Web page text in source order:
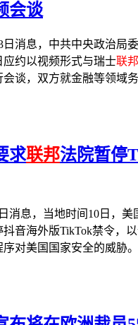
会谈
日消息，中共中央政治局
应约以视频形式与瑞士联邦
谈，双方就金融等领域
求联邦法院暂停
消息，当地时间10日，美
抖音海外版TikTok禁令，
对美国国家安全的威胁